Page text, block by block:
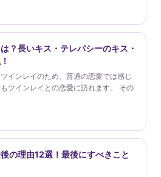
？長いキス・テレパシーのキス・
インレイのため、普通の恋愛では感じ
ツインレイとの恋愛に訪れます。 その
の理由12選！最後にすべきこと